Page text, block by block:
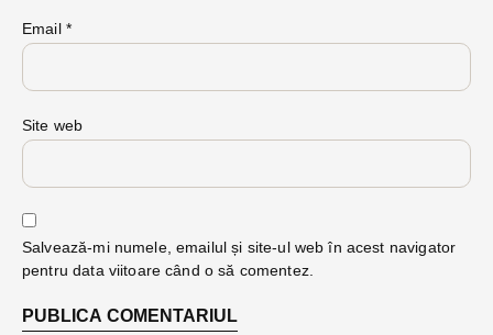
Email *
Site web
Salvează-mi numele, emailul și site-ul web în acest navigator
pentru data viitoare când o să comentez.